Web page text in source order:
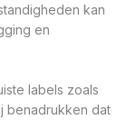
kan
en
labels zoals
benadrukken dat